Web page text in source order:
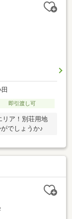
即引渡し可
ア！別荘用地
でしょうか♪